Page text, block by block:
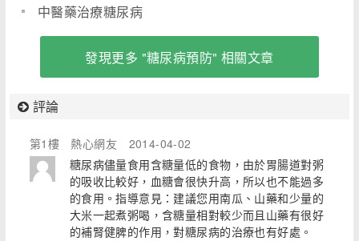
中醫藥治療糖尿病
發現更多 "糖尿病預防" 相關文章
評論
第1樓 熱心網友
2014-04-02
糖尿病儘量食用含糖量低的食物，由於胃腸道對粥
的吸收比較好，血糖會很快升高，所以也不能過多
的食用。指導意見：建議您用南瓜、山藥和少量的
大米一起煮粥喝，含糖量相對較少而且山藥有很好
的補腎健脾的作用，對糖尿病的治療也有好處。